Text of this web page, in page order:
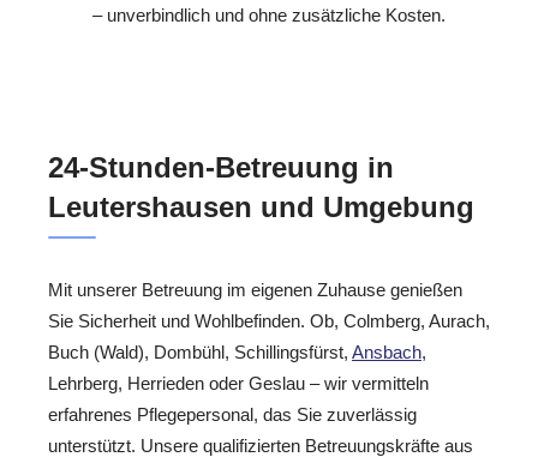
– unverbindlich und ohne zusätzliche Kosten.
24-Stunden-Betreuung in
Leutershausen und Umgebung
Mit unserer Betreuung im eigenen Zuhause genießen
Sie Sicherheit und Wohlbefinden. Ob, Colmberg, Aurach,
Buch (Wald), Dombühl, Schillingsfürst, Ansbach,
Lehrberg, Herrieden oder Geslau – wir vermitteln
erfahrenes Pflegepersonal, das Sie zuverlässig
unterstützt. Unsere qualifizierten Betreuungskräfte aus